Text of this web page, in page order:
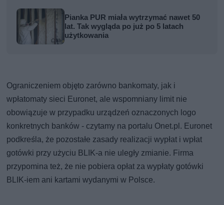
Pianka PUR miała wytrzymać nawet 50
lat. Tak wygląda po już po 5 latach
użytkowania
Ograniczeniem objęto zarówno bankomaty, jak i
wpłatomaty sieci Euronet, ale wspomniany limit nie
obowiązuje w przypadku urządzeń oznaczonych logo
konkretnych banków - czytamy na portalu Onet.pl. Euronet
podkreśla, że pozostałe zasady realizacji wypłat i wpłat
gotówki przy użyciu BLIK-a nie uległy zmianie. Firma
przypomina też, że nie pobiera opłat za wypłaty gotówki
BLIK-iem ani kartami wydanymi w Polsce.